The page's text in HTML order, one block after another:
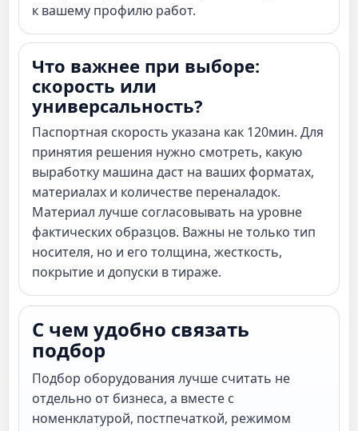
к вашему профилю работ.
Что важнее при выборе:
скорость или
универсальность?
Паспортная скорость указана как 120мин. Для
принятия решения нужно смотреть, какую
выработку машина даст на ваших форматах,
материалах и количестве переналадок.
Материал лучше согласовывать на уровне
фактических образцов. Важны не только тип
носителя, но и его толщина, жесткость,
покрытие и допуски в тираже.
С чем удобно связать
подбор
Подбор оборудования лучше считать не
отдельно от бизнеса, а вместе с
номенклатурой, постпечаткой, режимом